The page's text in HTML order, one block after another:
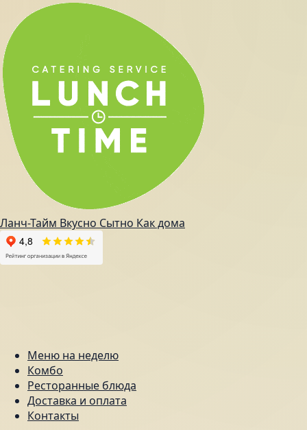
Ланч-Тайм Вкусно Сытно Как дома
Меню на неделю
Комбо
Ресторанные блюда
Доставка и оплата
Контакты